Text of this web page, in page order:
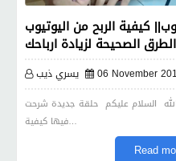
من يوتيوب|| كيفية الربح من اليوتيوب
الصحيحة لزيادة ارباحك
يسري ذيب 06 November
السلام عليكم حلقة جديدة شرحت
فيها كيفية…
Read